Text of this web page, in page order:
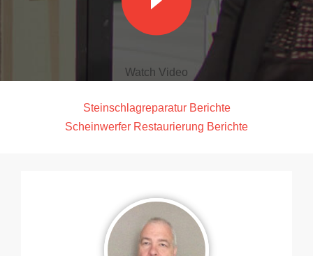
Steinschlagreparatur Berichte
Scheinwerfer Restaurierung Berichte